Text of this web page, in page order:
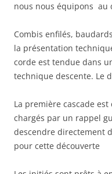
nous nous équipons au
Combis enfilés,
la présentation
corde est tendue dans
technique descente. Le
La première cascade
chargés par un rappel
descendre directement
pour cette découverte